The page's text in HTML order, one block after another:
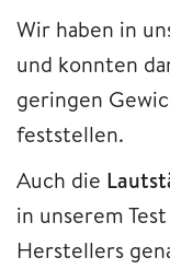
Wir haben in
und konnten
geringen
feststellen.
Auch die
in unserem
Herstellers